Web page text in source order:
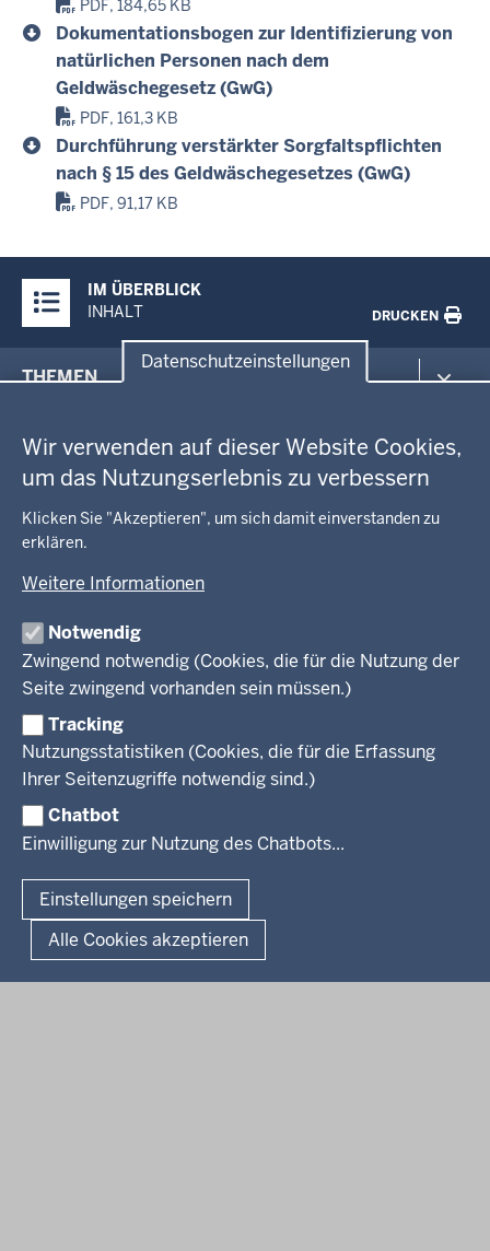
Datenschutzeinstellungen
Wir verwenden auf dieser Website Cookies,
um das Nutzungserlebnis zu verbessern
Klicken Sie "Akzeptieren", um sich damit einverstanden zu
erklären.
Weitere Informationen
Notwendig
Zwingend notwendig (Cookies, die für die Nutzung der
Seite zwingend vorhanden sein müssen.)
Tracking
Nutzungsstatistiken (Cookies, die für die Erfassung
Ihrer Seitenzugriffe notwendig sind.)
Chatbot
Einwilligung zur Nutzung des Chatbots...
Einstellungen speichern
Alle Cookies akzeptieren
PDF, 184,65 KB
Dokumentationsbogen zur Identifizierung von
natürlichen Personen nach dem
Geldwäschegesetz (GwG)
PDF, 161,3 KB
Durchführung verstärkter Sorgfaltspflichten
nach § 15 des Geldwäschegesetzes (GwG)
PDF, 91,17 KB
Inhalte
IM ÜBERBLICK
INHALT
DRUCKEN
in
Fußzeile
THEMEN
Gesundheit und Soziales
Kommunales, Planung, Bauen und Verkehr
Ordnung und Sicherheit
Schule und Bildung
Wirtschaft und Kultur
GEOBASIS NRW
Ausbildung und Karriere
Geodaten-Anwendungen
Neues
Produkte und Dienste
TIM-online
Webdienste
Amtsblatt
Behördenleitung
Leitbild
Personalvertretung
Regierungsbezirk
Reisekostenstelle
Veranstaltungen
Stellenangebote
Stellenangebote Schule
Praktikum
Referendariate
Bewerbung
Vormerkstelle NRW
PRESSE
Mediathek
Newsletter
Pressekontakt
Pressemitteilungen
Publikationen
VERFAHREN UND BEKANNTMACHUNGEN
Bekanntmachungen
Legionellen
Luftreinhaltepläne
Verfahrensübersichten
Überwachung umweltrelevanter Anlagen
Facebook
Instagram
LinkedIn
© 2026 Bezirksregierung Köln
Organisationsplan
Lizenzbedingungen Geobasis NRW
Dokumente und Ressourcen
Kontakt